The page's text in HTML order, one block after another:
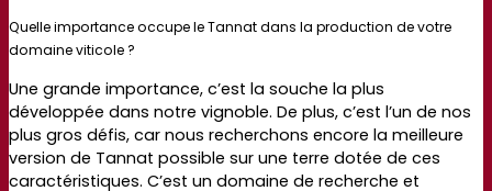
Quelle importance occupe le Tannat dans la production de votre
domaine viticole ?
Une grande importance, c’est la souche la plus
développée dans notre vignoble. De plus, c’est l’un de nos
plus gros défis, car nous recherchons encore la meilleure
version de Tannat possible sur une terre dotée de ces
caractéristiques. C’est un domaine de recherche et